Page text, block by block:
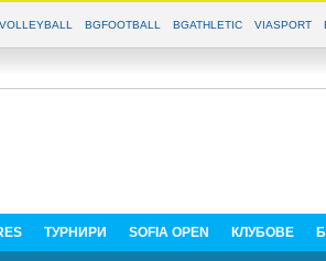
BGFOOTBALL BGATHLETIC VIASPORT
ТУРНИРИ SOFIA OPEN КЛУБОВЕ